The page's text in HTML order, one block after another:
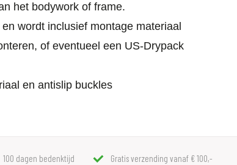
het bodywork of frame.
wordt inclusief montage materiaal
of eventueel een US-Drypack
en antislip buckles
100 dagen bedenktijd Gratis verzending vanaf € 100,-